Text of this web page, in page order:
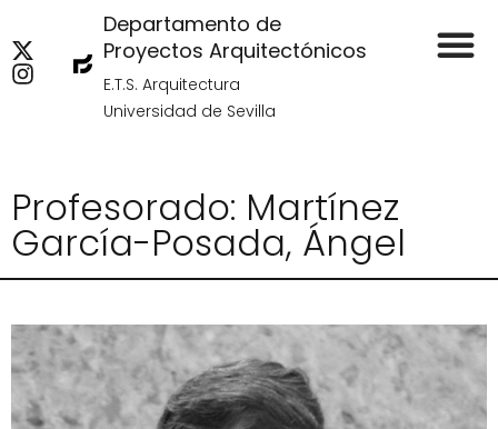
Departamento de
Proyectos Arquitectónicos
E.T.S. Arquitectura
Universidad de Sevilla
Profesorado: Martínez
García-Posada, Ángel